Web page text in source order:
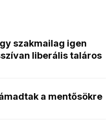
szakmailag igen
liberális taláros
a mentősökre